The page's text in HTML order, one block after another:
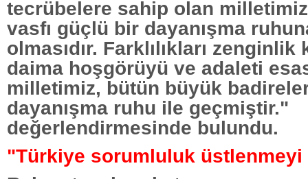
tecrübelere sahip olan
vasfı güçlü bir dayanışma
olmasıdır. Farklılıkları
daima hoşgörüyü ve adaleti
milletimiz, bütün büyük
dayanışma ruhu ile geçmiştir."
değerlendirmesinde bulundu.
"Türkiye sorumluluk